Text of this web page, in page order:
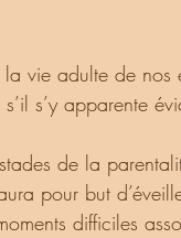
s’y apparente
pour but
difficiles